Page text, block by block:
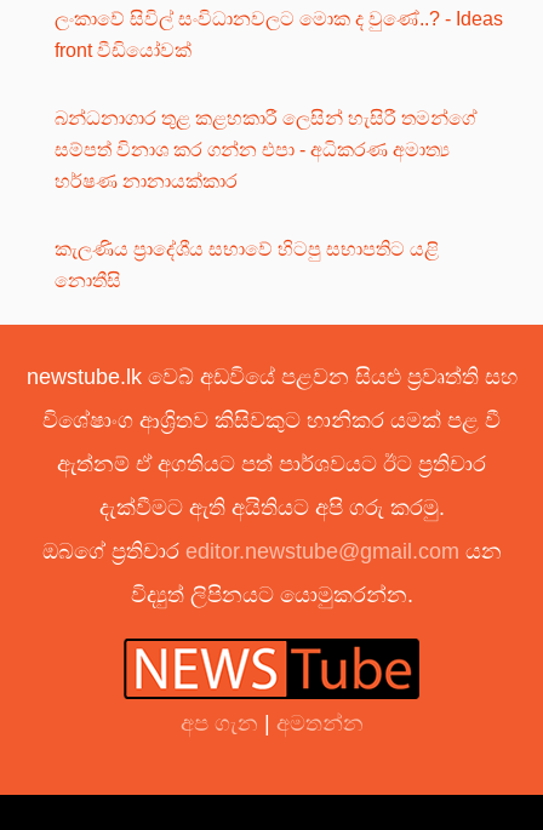
ලංකාවේ සිවිල් සංවිධානවලට මොක ද වුණේ..? - Ideas
front වීඩියෝවක්
බන්ධනාගාර තුළ කළහකාරී ලෙසින් හැසිරී තමන්ගේ
සම්පත් විනාශ කර ගන්න එපා - අධිකරණ අමාත්‍ය
හර්ෂණ නානායක්කාර
කැලණිය ප්‍රාදේශීය සභාවේ හිටපු සභාපතිට යළි
නොතීසි
newstube.lk වෙබ් අඩවියේ පළවන සියළු ප්‍රවෘත්ති සහ
විශේෂාංග ආශ්‍රිතව කිසිවකුට හානිකර යමක් පළ වී
ඇත්නම් ඒ අගතියට පත් පාර්ශවයට ඊට ප්‍රතිචාර
දැක්වීමට ඇති අයිතියට අපි ගරු කරමු.
ඔබගේ ප්‍රතිචාර editor.newstube@gmail.com යන
විද්‍යුත් ලිපිනයට යොමුකරන්න.
අප ගැන අමතන්න